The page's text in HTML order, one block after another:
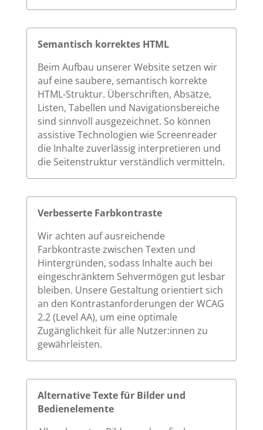
Semantisch korrektes HTML
Beim Aufbau unserer Website setzen wir
auf eine saubere, semantisch korrekte
HTML-Struktur. Überschriften, Absätze,
Listen, Tabellen und Navigationsbereiche
sind sinnvoll ausgezeichnet. So können
assistive Technologien wie Screenreader
die Inhalte zuverlässig interpretieren und
die Seitenstruktur verständlich vermitteln.
Verbesserte Farbkontraste
Wir achten auf ausreichende
Farbkontraste zwischen Texten und
Hintergründen, sodass Inhalte auch bei
eingeschränktem Sehvermögen gut lesbar
bleiben. Unsere Gestaltung orientiert sich
an den Kontrastanforderungen der WCAG
2.2 (Level AA), um eine optimale
Zugänglichkeit für alle Nutzer:innen zu
gewährleisten.
Alternative Texte für Bilder und
Bedienelemente